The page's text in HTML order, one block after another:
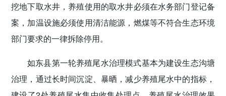
挖地下取水井，养殖使用的取水井必须在水务部门登记备
案，加温设施必须使用清洁能源，燃煤等不符合生态环境
部门要求的一律拆除停用。
如东县第一轮养殖尾水治理模式基本为建设生态沟塘
治理，通过长时间沉淀、暴晒，减少养殖尾水中的指标，